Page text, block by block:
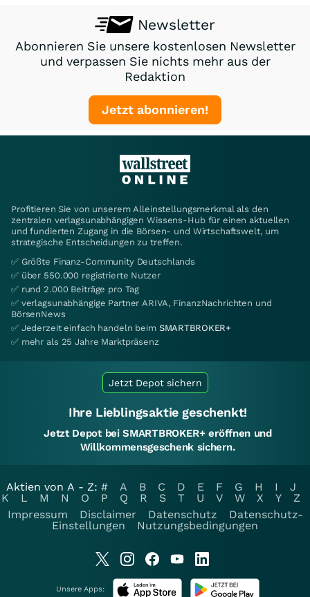
Newsletter
Abonnieren Sie unsere kostenlosen Newsletter
und verpassen Sie nichts mehr aus der
Redaktion
Jetzt abonnieren!
Profitieren Sie von unserem Alleinstellungsmerkmal als den
zentralen verlagsunabhängigen Wissens-Hub für einen aktuellen
und fundierten Zugang in die Börsen- und Wirtschaftswelt, um
strategische Entscheidungen zu treffen.
✅ Größte Finanz-Community Deutschlands
✅ über 550.000 registrierte Nutzer
✅ rund 2.000 Beiträge pro Tag
✅ verlagsunabhängige Partner ARIVA, FinanzNachrichten und
BörsenNews
✅ Jederzeit einfach handeln beim SMARTBROKER+
✅ mehr als 25 Jahre Marktpräsenz
Jetzt Depot sichern
Ihre Lieblingsaktie geschenkt!
Jetzt Depot bei SMARTBROKER+ eröffnen und
Willkommensgeschenk sichern.
Aktien von A - Z: # A B C D E F G H I
J
K
L M N O P Q R S T U V W X Y
Z
Impressum
Disclaimer Datenschutz
Datenschutz-
Einstellungen
Nutzungsbedingungen
Unsere Apps: